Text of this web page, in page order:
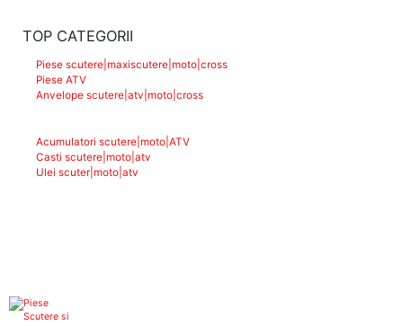
TOP CATEGORII
Piese scutere|maxiscutere|moto|cross
Piese ATV
Anvelope scutere|atv|moto|cross
Acumulatori scutere|moto|ATV
Casti scutere|moto|atv
Ulei scuter|moto|atv